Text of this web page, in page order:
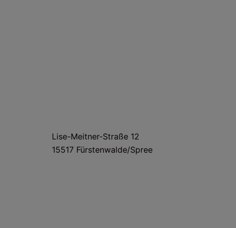
Lise-Meitner-Straße 12
15517 Fürstenwalde/Spree